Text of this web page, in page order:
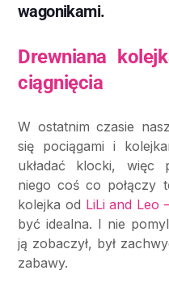
wagonikami.
Drewniana
ciągnięcia
W ostatnim czasie
się pociągami i
układać klocki, więc
niego coś co połączy
kolejka od LiLi and Leo
być idealna. I nie
ją zobaczył, był
zabawy.